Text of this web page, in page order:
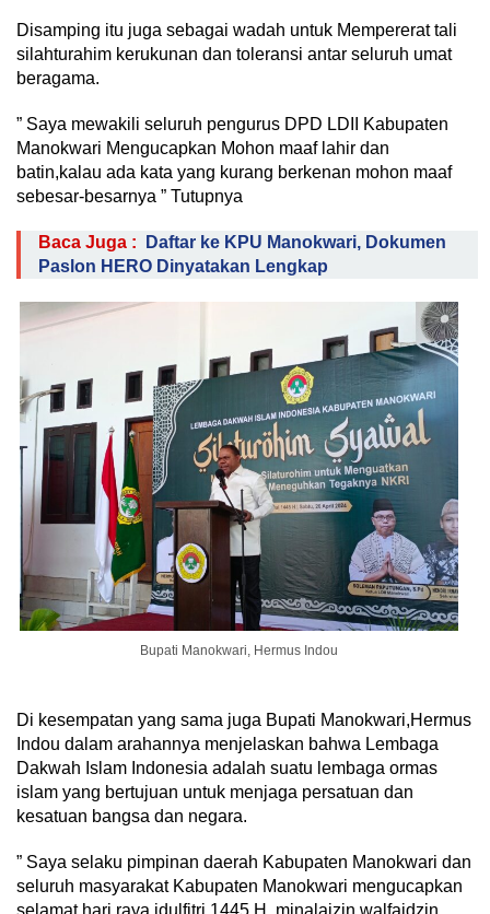
Disamping itu juga sebagai wadah untuk Mempererat tali
silahturahim kerukunan dan toleransi antar seluruh umat
beragama.
” Saya mewakili seluruh pengurus DPD LDII Kabupaten
Manokwari Mengucapkan Mohon maaf lahir dan
batin,kalau ada kata yang kurang berkenan mohon maaf
sebesar-besarnya ” Tutupnya
Baca Juga :
Daftar ke KPU Manokwari, Dokumen
Paslon HERO Dinyatakan Lengkap
Bupati Manokwari, Hermus Indou
Di kesempatan yang sama juga Bupati Manokwari,Hermus
Indou dalam arahannya menjelaskan bahwa Lembaga
Dakwah Islam Indonesia adalah suatu lembaga ormas
islam yang bertujuan untuk menjaga persatuan dan
kesatuan bangsa dan negara.
” Saya selaku pimpinan daerah Kabupaten Manokwari dan
seluruh masyarakat Kabupaten Manokwari mengucapkan
selamat hari raya idulfitri 1445 H, minalaizin walfaidzin